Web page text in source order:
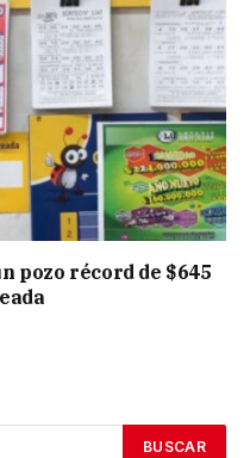
pozo récord de $645